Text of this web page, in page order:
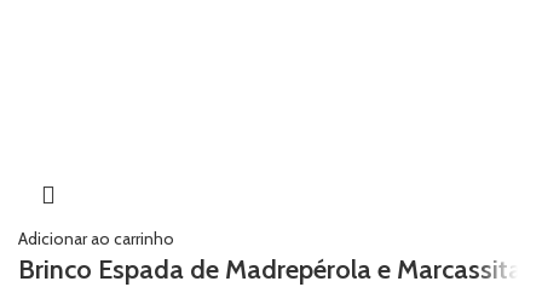
Adicionar ao carrinho
Brinco Espada de Madrepérola e Marcassita